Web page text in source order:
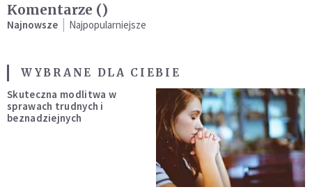
Komentarze ()
Najnowsze Najpopularniejsze
WYBRANE DLA CIEBIE
Skuteczna modlitwa w
sprawach trudnych i
beznadziejnych